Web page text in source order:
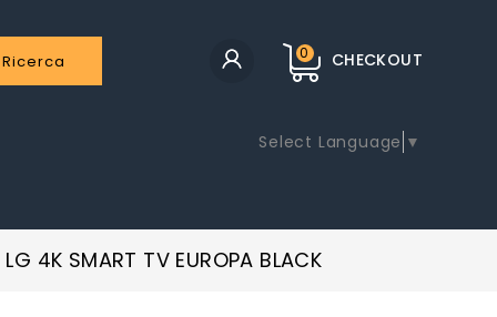
CHECKOUT
0
Ricerca
Select Language ▼
4K SMART TV EUROPA BLACK